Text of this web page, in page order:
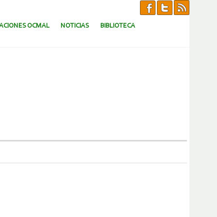
OCMAL NOTICIAS BIBLIOTECA